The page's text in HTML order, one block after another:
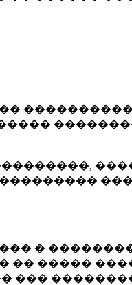
�
�� �����
���